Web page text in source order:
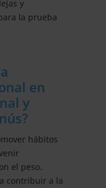
y
la prueba
en
y
hábitos
el peso.
contribuir a la